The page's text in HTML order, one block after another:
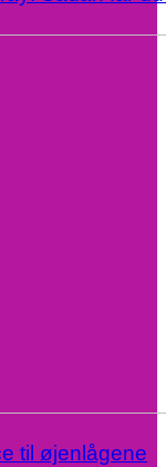
til øjenlågene